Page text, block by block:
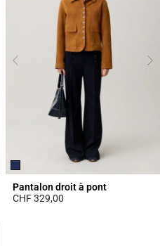
Pantalon droit à pont
CHF 329,00